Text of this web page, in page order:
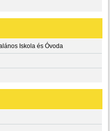
Iskola és Óvoda